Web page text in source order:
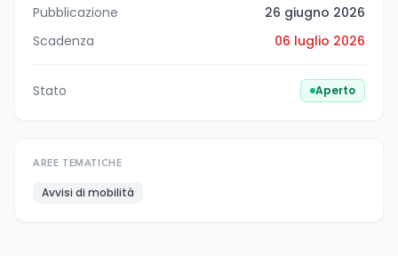
Pubblicazione
26 giugno 2026
Scadenza
06 luglio 2026
Stato Aperto
AREE TEMATICHE
Avvisi di mobilità